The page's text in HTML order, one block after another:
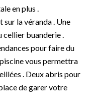
en plus .
sur la véranda . Une
cellier buanderie .
pour faire du
vous permettra
. Deux abris pour
de garer votre